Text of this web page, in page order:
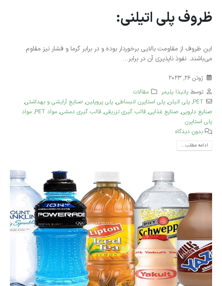
ظروف پلی اتیلنی:
این ظروف از مقاومت بالایی برخوردار بوده و در برابر گرما و فشار نیز مقاوم
می‌باشند. نفوذ ناپذیری آن در برابر...
ژوئن 26, 2023
توسط پانیذا پلیمر
مقالات
PET
, پلی‌ اتیلن, پلی استایرن انبساطی, پلی پروپلین, صنایع آرایشی و بهداشتی,
صنایع دارویی, صنایع غذایی, قالب گیری تزریقی, قالب گیری دمشی, مواد PET , مواد
پلی‌ استایرن
بدون دیدگاه
ادامه مطلب...